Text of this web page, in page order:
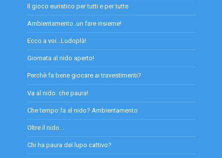
Il gioco euristico per tutti e per tutte
Ambientamento..un fare insieme!
Ecco a voi...Ludoplà!
Giornata al nido aperto!
Perchè fa bene giocare ai travestimenti?
Va al nido: che paura!
Che tempo fa al nido? Ambientamento
Oltre il nido...
Chi ha paura del lupo cattivo?